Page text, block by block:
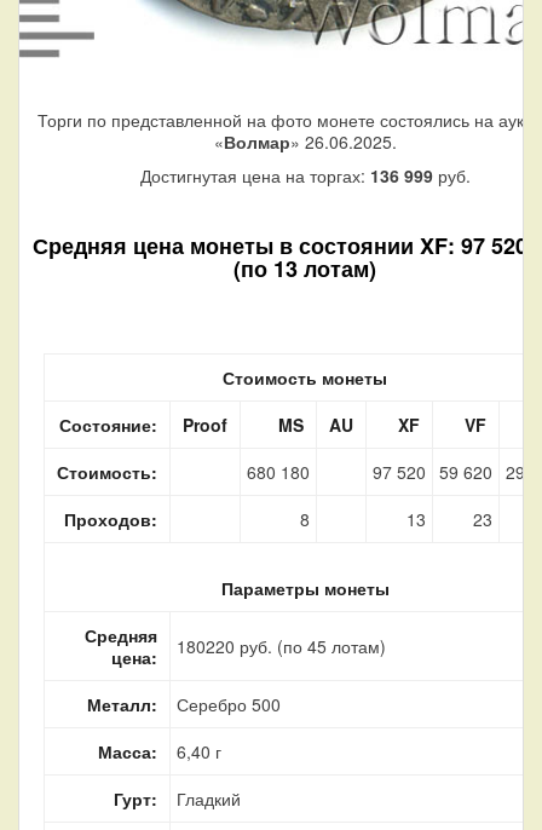
Торги по представленной на фото монете состоялись на
«Волмар» 26.06.2025.
Достигнутая цена на торгах: 136 999руб.
Средняя цена монеты в состоянии XF: 97 520
(по 13 лотам)
Стоимость монеты
Состояние:
Proof MS AU XF
VF
Стоимость:
680 180 97 520 59 620 29
Проходов:
8 13 23
Параметры монеты
Средняя
цена:
180220 руб. (по 45 лотам)
Металл:
Серебро 500
Масса:
6,40 г
Гурт:
Гладкий